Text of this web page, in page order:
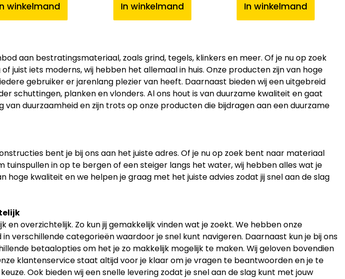
winkelmand In winkelmand In winkelmand
aan bestratingsmateriaal, zoals grind, tegels, klinkers en meer. Of je nu op zoek
juist iets moderns, wij hebben het allemaal in huis. Onze producten zijn van hoge
gebruiker er jarenlang plezier van heeft. Daarnaast bieden wij een uitgebreid
schuttingen, planken en vlonders. Al ons hout is van duurzame kwaliteit en gaat
van duurzaamheid en zijn trots op onze producten die bijdragen aan een duurzame
bent je bij ons aan het juiste adres. Of je nu op zoek bent naar materiaal
tuinspullen in op te bergen of een steiger langs het water, wij hebben alles wat je
hoge kwaliteit en we helpen je graag met het juiste advies zodat jij snel aan de slag
en overzichtelijk. Zo kun jij gemakkelijk vinden wat je zoekt. We hebben onze
verschillende categorieën waardoor je snel kunt navigeren. Daarnaast kun je bij ons
betaalopties om het je zo makkelijk mogelijk te maken. Wij geloven bovendien
klantenservice staat altijd voor je klaar om je vragen te beantwoorden en je te
Ook bieden wij een snelle levering zodat je snel aan de slag kunt met jouw